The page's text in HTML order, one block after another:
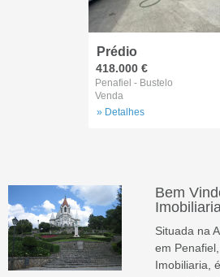
Prédio
418.000 €
Penafiel - Bustelo
Venda
» Detalhes
Bem
Imobiliaria
Situada na
em
Imobiliaria,